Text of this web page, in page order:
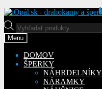
Preskočiť
na
navigáciu
Preskočiť
na
obsah
Products
search
Menu
DOMOV
ŠPERKY
NÁHRDELNÍKY
NÁRAMKY